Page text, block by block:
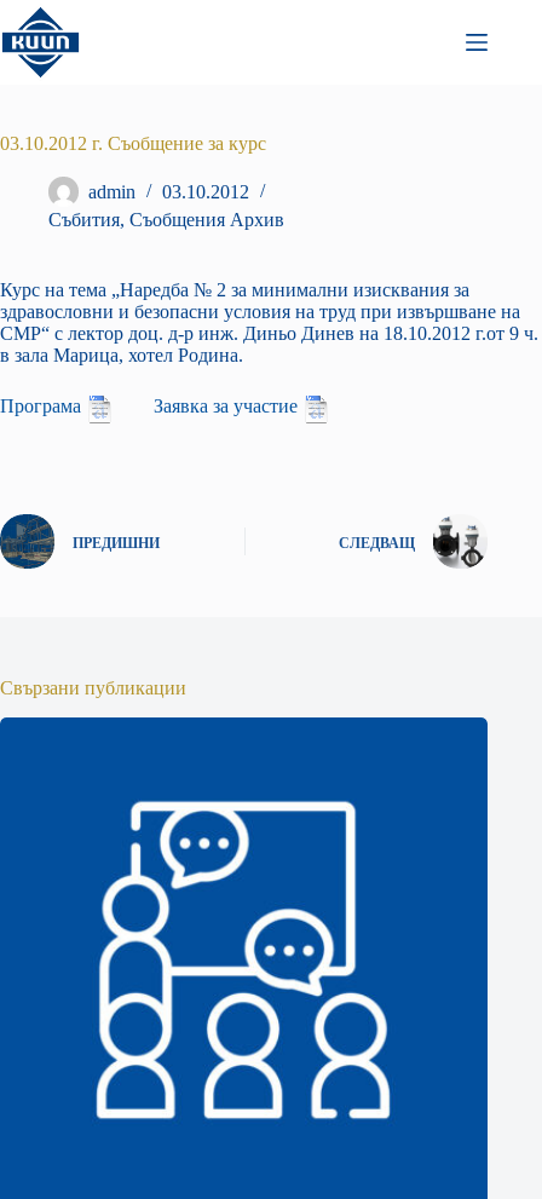
Преминаване
към
съдържанието
03.10.2012 г. Съобщение за курс
admin
03.10.2012
Събития, Съобщения Архив
Курс на тема „Наредба № 2 за минимални изисквания за
здравословни и безопасни условия на труд при извършване на
СМР“ с лектор доц. д-р инж. Диньо Динев на 18.10.2012 г.от 9 ч.
в зала Марица, хотел Родина.
Програма Заявка за участие
ПРЕДИШНИ СЛЕДВАЩ
Свързани публикации